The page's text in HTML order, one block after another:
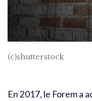
(c)shutterstock
En 2017, le Forem a